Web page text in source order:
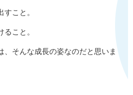
こと。
こと。
、そんな成長の姿なのだと思いま